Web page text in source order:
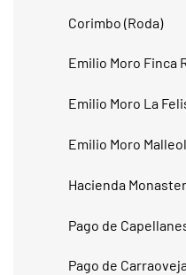
Corimbo (Roda)
Emilio Moro Finca
Emilio Moro La
Emilio Moro
Hacienda
Pago de
Pago de